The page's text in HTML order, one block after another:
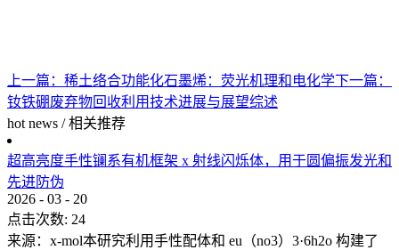
上一篇： 稀土络合功能化石墨烯：荧光机理和电化学下一篇：
钕铁硼废弃物回收利用技术进展与展望综述
hot news / 相关推荐
超高亮度手性镧系有机框架 x 射线闪烁体，用于圆偏振发光和
先进防伪
2026 - 03 - 20
点击次数: 24
来源：x-mol本研究利用手性配体和 eu（no3）3·6h2o 构建了